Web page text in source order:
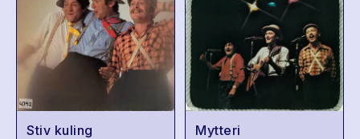
Stiv kuling Mytteri